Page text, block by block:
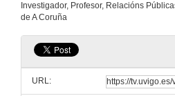
Investigador, Profesor, Relacións
de A Coruña
URL:
Intervención
1 de out. de